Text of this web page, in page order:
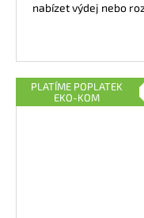
nabízet výdej nebo
PLATÍME POPLATEK
EKO-KOM